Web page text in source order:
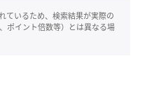
ているため、検索結果が実際の
ポイント倍数等）とは異なる場